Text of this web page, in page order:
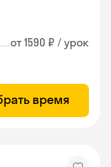
от 1590 ₽ / урок
время